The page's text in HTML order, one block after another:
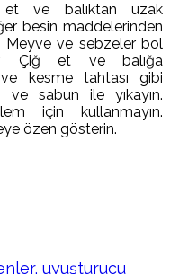
et ve balıktan uzak
besin maddelerinden
Meyve ve sebzeler bol
Çiğ et ve balığa
kesme tahtası gibi
ve sabun ile yıkayın.
için kullanmayın.
özen gösterin.
uyuşturucu